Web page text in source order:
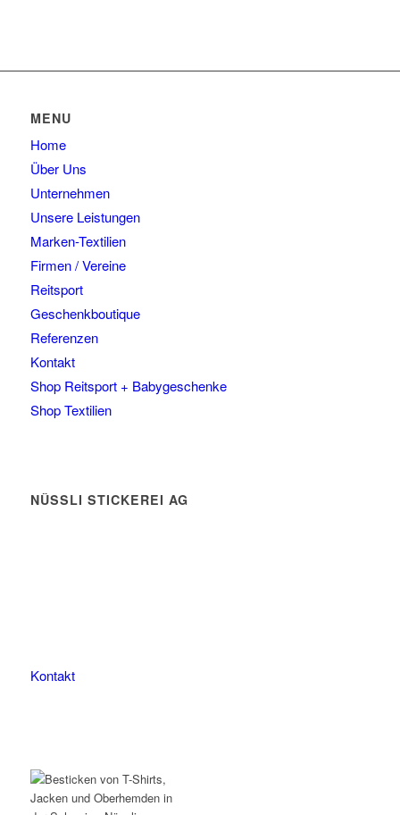
MENU
Home
Über Uns
Unternehmen
Unsere Leistungen
Marken-Textilien
Firmen / Vereine
Reitsport
Geschenkboutique
Referenzen
Kontakt
Shop Reitsport + Babygeschenke
Shop Textilien
NÜSSLI STICKEREI AG
Kontakt